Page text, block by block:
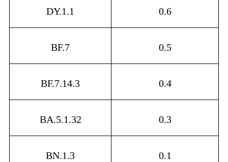
DY.1.1 0.6
BF.7 0.5
BF.7.14.3 0.4
BA.5.1.32 0.3
BN.1.3 0.1